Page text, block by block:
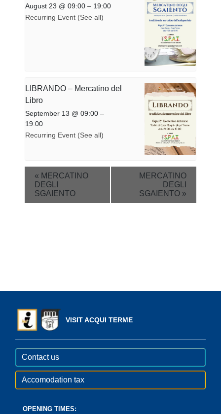
August 23 @ 09:00 – 19:00
Recurring Event (See all)
LIBRANDO – Mercatino del
Libro
September 13 @ 09:00 –
19:00
Recurring Event (See all)
Event
Navigation
« MERCATINO
DEGLI
SGAIENTO
MERCATINO
DEGLI
SGAIENTO »
VISIT ACQUI TERME
Contact us
Accomodation tax
OPENING TIMES: